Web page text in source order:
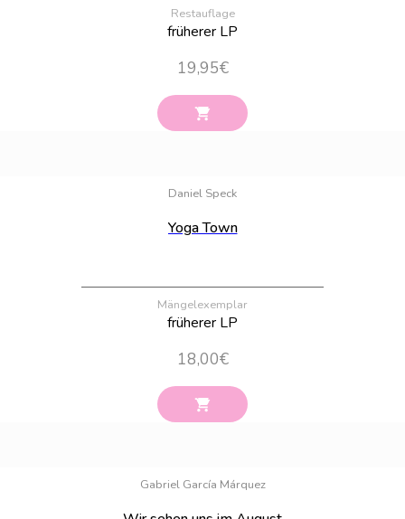
Restauflage
früherer LP
19,95€
Daniel Speck
Yoga Town
Mängelexemplar
früherer LP
18,00€
Gabriel García Márquez